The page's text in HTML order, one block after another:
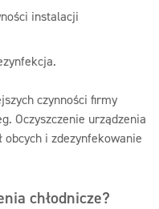
instalacji
czynności firmy
Oczyszczenie urządzenia
obcych i zdezynfekowanie
chłodnicze?